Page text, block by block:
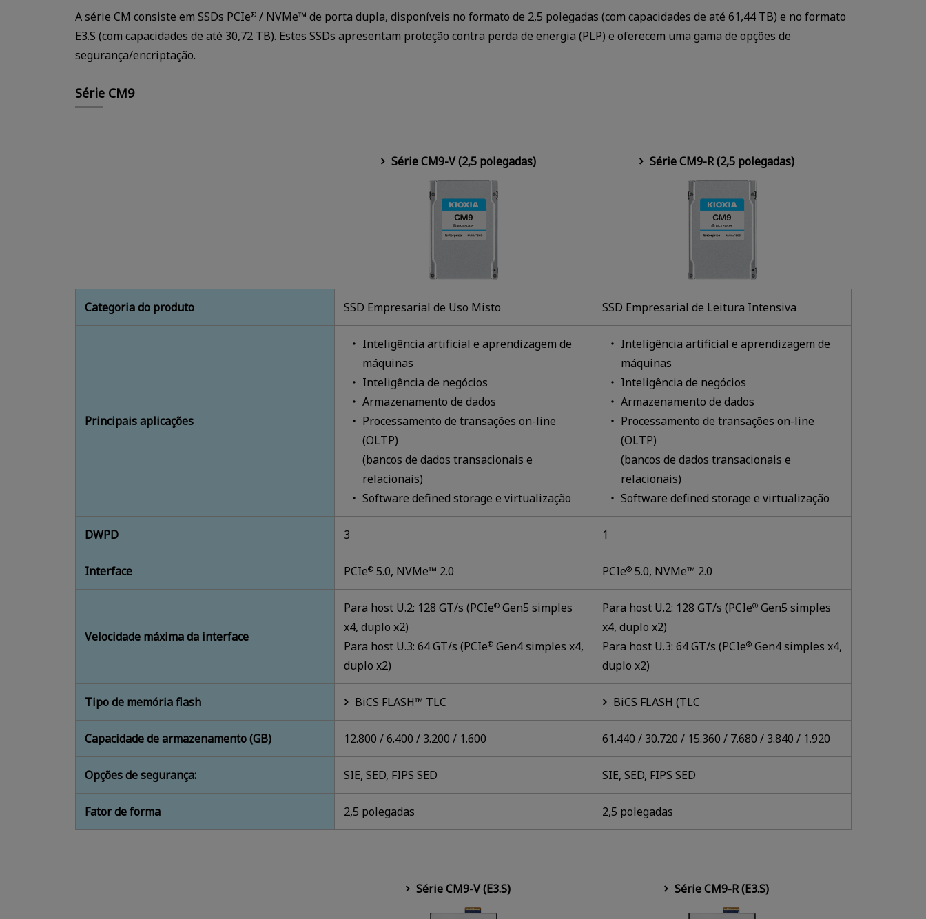
A série CM consiste em SSDs PCIe® / NVMe™ de porta dupla, disponíveis no formato de 2,5 polegadas (com capacidades de até 61,44 TB) e no formato
E3.S (com capacidades de até 30,72 TB). Estes SSDs apresentam proteção contra perda de energia (PLP) e oferecem uma gama de opções de
segurança/encriptação.
Série CM9
Série CM9-V (2,5 polegadas) Série CM9-R (2,5 polegadas)
Categoria do produto SSD Empresarial de Uso Misto SSD Empresarial de Leitura Intensiva
Principais aplicações
Inteligência artificial e aprendizagem de
máquinas
Inteligência de negócios
Armazenamento de dados
Processamento de transações on-line
(OLTP)
(bancos de dados transacionais e
relacionais)
Software defined storage e virtualização
Inteligência artificial e aprendizagem de
máquinas
Inteligência de negócios
Armazenamento de dados
Processamento de transações on-line
(OLTP)
(bancos de dados transacionais e
relacionais)
Software defined storage e virtualização
DWPD 3 1
Interface PCIe®5.0, NVMe™ 2.0 PCIe®5.0, NVMe™ 2.0
Velocidade máxima da interface
Para host U.2: 128 GT/s (PCIe®Gen5 simples
x4, duplo x2)
Para host U.3: 64 GT/s (PCIe®Gen4 simples x4,
duplo x2)
Para host U.2: 128 GT/s (PCIe®Gen5 simples
x4, duplo x2)
Para host U.3: 64 GT/s (PCIe®Gen4 simples x4,
duplo x2)
Tipo de memória flash BiCS FLASH™ TLC BiCS FLASH (TLC
Capacidade de armazenamento (GB) 12.800 / 6.400 / 3.200 / 1.600 61.440 / 30.720 / 15.360 / 7.680 / 3.840 / 1.920
Opções de segurança: SIE, SED, FIPS SED SIE, SED, FIPS SED
Fator de forma 2,5 polegadas 2,5 polegadas
Série CM9-V (E3.S) Série CM9-R (E3.S)